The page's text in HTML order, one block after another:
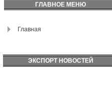
ГЛАВНОЕ МЕНЮ
Главная
ЭКСПОРТ НОВОСТЕЙ